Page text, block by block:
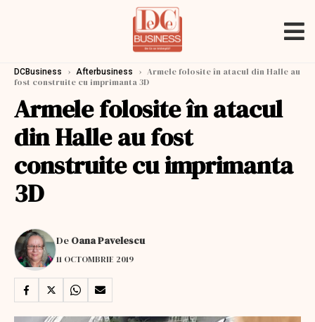
DCBusiness › Afterbusiness › Armele folosite în atacul din Halle au
fost construite cu imprimanta 3D
Armele folosite în atacul
din Halle au fost
construite cu imprimanta
3D
De Oana Pavelescu
11 OCTOMBRIE 2019